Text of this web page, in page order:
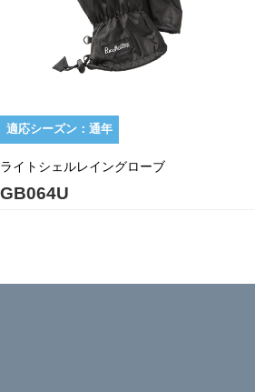
適応シーズン：通年
ライトシェルレイングローブ
GB064U